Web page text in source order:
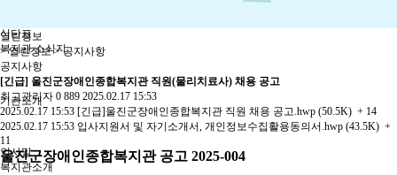
식단표
복지관 소식지
기관소개
인사말
복지관소개
열린정보
> 열린정보 > 공지사항
공지사항
[긴급] 울진군장애인종합복지관 직원(물리치료사) 채용 공고
최고관리자 0 889 2025.02.17 15:53
2025.02.17 15:53 [긴급]울진군장애인종합복지관 직원 채용 공고.hwp (50.5K) + 14
2025.02.17 15:53 입사지원서 및 자기소개서, 개인정보수집활용동의서.hwp (43.5K) +
11
울진군장애인종합복지관 공고 2025-004